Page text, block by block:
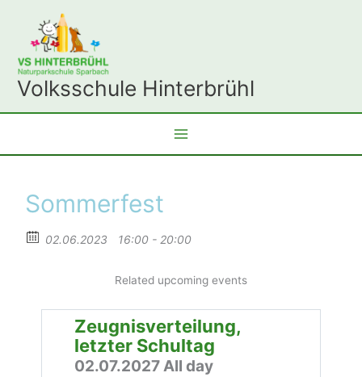
springen
Volksschule Hinterbrühl
Sommerfest
02.06.2023 16:00 - 20:00
Related upcoming events
Zeugnisverteilung,
letzter Schultag
02.07.2027 All day